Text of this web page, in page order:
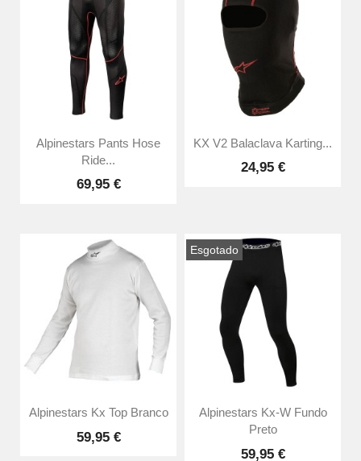
Alpinestars Pants Hose
Ride...
69,95 €
KX V2 Balaclava Karting...
24,95 €
Alpinestars Kx Top Branco
59,95 €
Esgotado
Alpinestars Kx-W Fundo
Preto
59,95 €